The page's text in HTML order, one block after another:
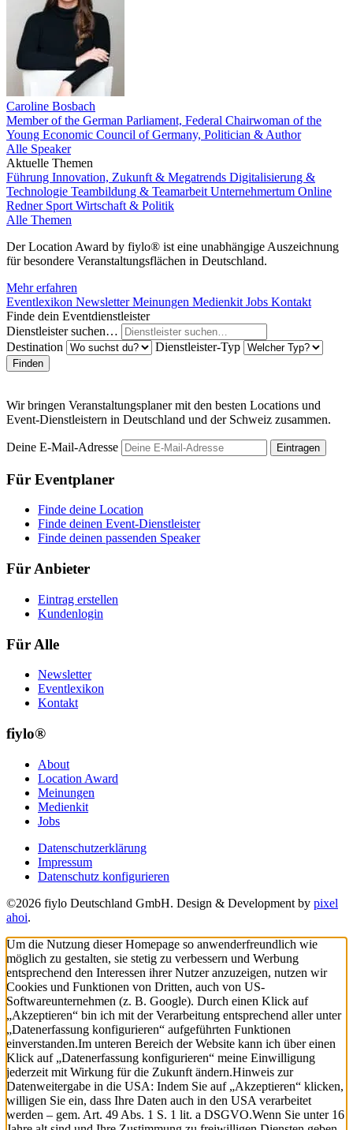
Caroline Bosbach
Member of the German Parliament, Federal Chairwoman of the
Young Economic Council of Germany, Politician & Author
Alle Speaker
Aktuelle Themen
Führung Innovation, Zukunft & Megatrends Digitalisierung &
Technologie Teambildung & Teamarbeit Unternehmertum Online
Redner Sport Wirtschaft & Politik
Alle Themen
Der Location Award by fiylo® ist eine unabhängige Auszeichnung
für besondere Veranstaltungsflächen in Deutschland.
Mehr erfahren
Eventlexikon NewsletterMeinungen Medienkit Jobs Kontakt
Finde dein Eventdienstleister
Dienstleister suchen…
Destination
Dienstleister-Typ
Finden
Wir bringen Veranstaltungsplaner mit den besten Locations und
Event-Dienstleistern in Deutschland und der Schweiz zusammen.
Deine E-Mail-Adresse Eintragen
Für Eventplaner
Finde deine Location
Finde deinen Event-Dienstleister
Finde deinen passenden Speaker
Für Anbieter
Eintrag erstellen
Kundenlogin
Für Alle
Newsletter
Eventlexikon
Kontakt
fiylo®
About
Location Award
Meinungen
Medienkit
Jobs
Datenschutzerklärung
Impressum
Datenschutz konfigurieren
©2026 fiylo Deutschland GmbH. Design & Development by pixel
ahoi.
Um die Nutzung dieser Homepage so anwenderfreundlich wie
möglich zu gestalten, sie stetig zu verbessern und Werbung
entsprechend den Interessen ihrer Nutzer anzuzeigen, nutzen wir
Cookies und Funktionen von Dritten, auch von US-
Softwareunternehmen (z. B. Google). Durch einen Klick auf
„Akzeptieren“ bin ich mit der Verarbeitung entsprechend aller unter
„Datenerfassung konfigurieren“ aufgeführten Funktionen
einverstanden.Im unteren Bereich der Website kann ich über einen
Klick auf „Datenerfassung konfigurieren“ meine Einwilligung
jederzeit mit Wirkung für die Zukunft ändern.Hinweis zur
Datenweitergabe in die USA: Indem Sie auf „Akzeptieren“ klicken,
willigen Sie ein, dass Ihre Daten auch in den USA verarbeitet
werden – gem. Art. 49 Abs. 1 S. 1 lit. a DSGVO.Wenn Sie unter 16